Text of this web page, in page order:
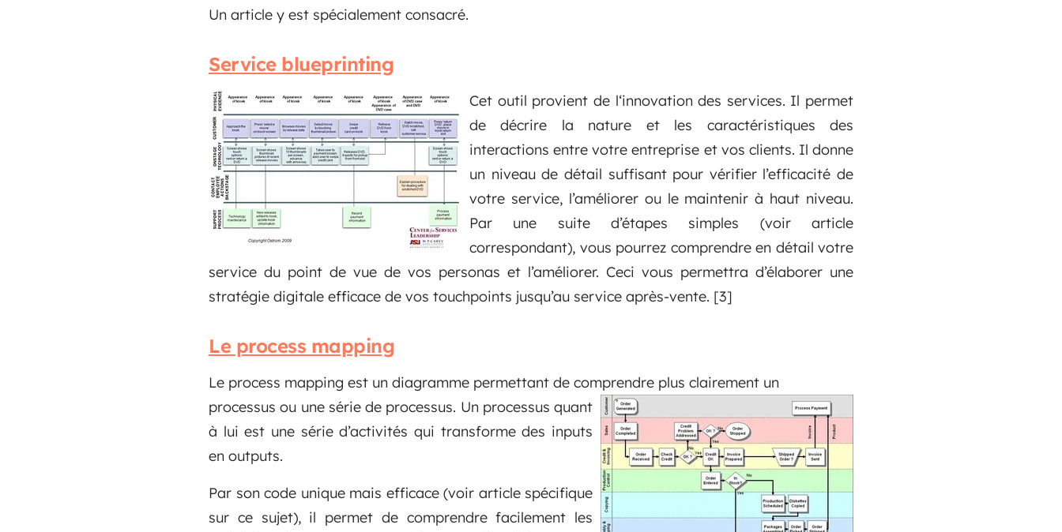
Un article y est spécialement consacré.
Service blueprinting
Cet outil provient de l‘innovation des services. Il permet
de décrire la nature et les caractéristiques des
interactions entre votre entreprise et vos clients. Il donne
un niveau de détail suffisant pour vérifier l’efficacité de
votre service, l’améliorer ou le maintenir à haut niveau.
Par une suite d’étapes simples (voir article
correspondant), vous pourrez comprendre en détail votre
service du point de vue de vos personas et l’améliorer. Ceci vous permettra d’élaborer une
stratégie digitale efficace de vos touchpoints jusqu’au service après-vente. [3]
Le process mapping
Le process mapping est un diagramme permettant de comprendre plus clairement un
processus ou une série de processus. Un processus quant
à lui est une série d’activités qui transforme des inputs
en outputs.
Par son code unique mais efficace (voir article spécifique
sur ce sujet), il permet de comprendre facilement les